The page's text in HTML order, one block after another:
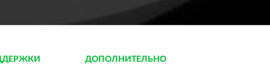
ДОПОЛНИТЕЛЬНО